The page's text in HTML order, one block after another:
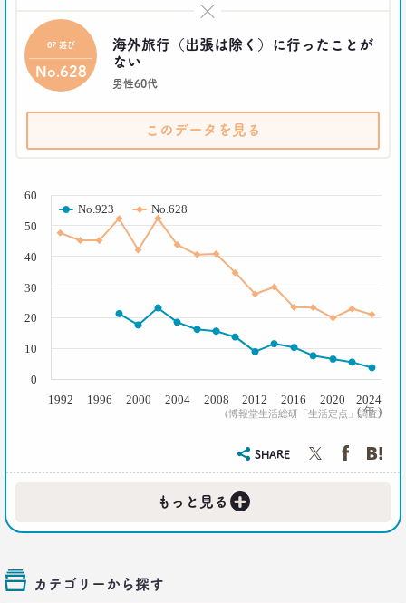
2017.03.29
茶色く染まる、日本の食卓
生活総研 研究員
十河瑠璃
2016.12.14
トランプ勝利―自国第一・内向き志向はアメリカだ
け？
生活総研 上席研究員
生活定点から見えてくる、｢新しい大人の関係性消
海外旅行（出張は除く）に行ったことが
ない
男性60代
07 遊び
No.628
このデータを見る
( 年 )
(博報堂生活総研「生活定点」調査)
No.923 No.628
1992 1996 2000 2004 2008 2012 2016 2020 2024
0
10
20
30
40
50
60
SHARE
もっと見る +
カテゴリーから探す